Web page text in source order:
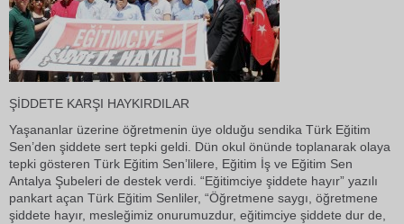
ŞİDDETE KARŞI HAYKIRDILAR
Yaşananlar üzerine öğretmenin üye olduğu sendika Türk Eğitim
Sen’den şiddete sert tepki geldi. Dün okul önünde toplanarak olaya
tepki gösteren Türk Eğitim Sen’lilere, Eğitim İş ve Eğitim Sen
Antalya Şubeleri de destek verdi. “Eğitimciye şiddete hayır” yazılı
pankart açan Türk Eğitim Senliler, “Öğretmene saygı, öğretmene
şiddete hayır, mesleğimiz onurumuzdur, eğitimciye şiddete dur de,